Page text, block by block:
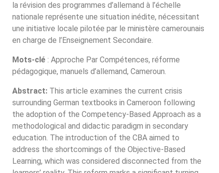
la révision des programmes d’allemand à l’échelle
nationale représente une situation inédite, nécessitant
une initiative locale pilotée par le ministère camerounais
en charge de l’Enseignement Secondaire.
Mots-clé : Approche Par Compétences, réforme
pédagogique, manuels d’allemand, Cameroun.
Abstract: This article examines the current crisis
surrounding German textbooks in Cameroon following
the adoption of the Competency-Based Approach as a
methodological and didactic paradigm in secondary
education. The introduction of the CBA aimed to
address the shortcomings of the Objective-Based
Learning, which was considered disconnected from the